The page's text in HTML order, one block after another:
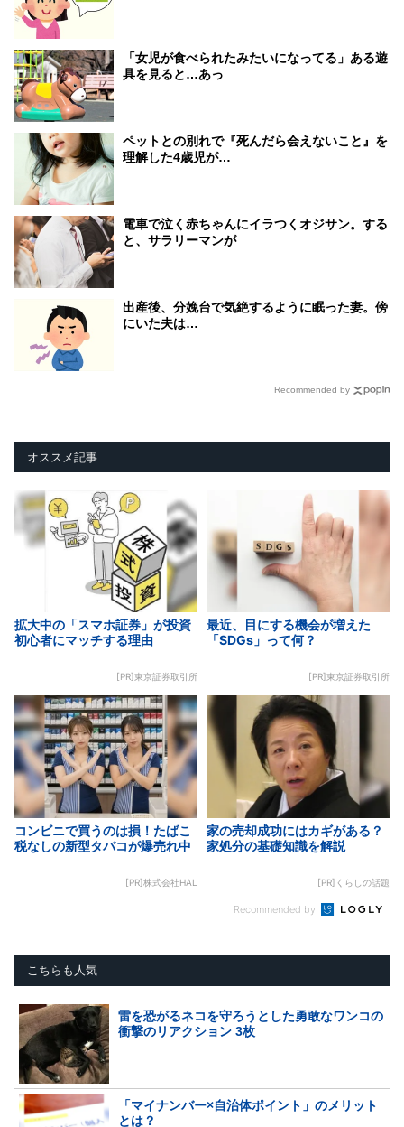
「女児が食べられたみたいになってる」ある遊
具を見ると…あっ
ペットとの別れで『死んだら会えないこと』を
理解した4歳児が…
電車で泣く赤ちゃんにイラつくオジサン。する
と、サラリーマンが
出産後、分娩台で気絶するように眠った妻。傍
にいた夫は…
Recommended by
オススメ記事
拡大中の「スマホ証券」が投資
初心者にマッチする理由
[PR]東京証券取引所
最近、目にする機会が増えた
「SDGs」って何？
[PR]東京証券取引所
コンビニで買うのは損！たばこ
税なしの新型タバコが爆売れ中
[PR]株式会社HAL
家の売却成功にはカギがある？
家処分の基礎知識を解説
[PR]くらしの話題
Recommended by
こちらも人気
雷を恐がるネコを守ろうとした勇敢なワンコの
衝撃のリアクション 3枚
「マイナンバー×自治体ポイント」のメリット
とは？